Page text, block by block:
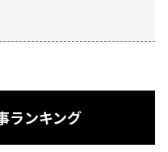
ランキング